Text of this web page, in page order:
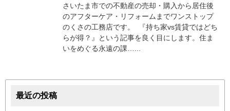
さいたま市での不動産の売却・購入から居住後
のアフターケア・リフォームまでワンストップ
のくさの工務店です。 『持ち家vs賃貸ではどち
らが得？』という記事を良く目にします。住ま
いをめぐる永遠の課…...
最近の投稿